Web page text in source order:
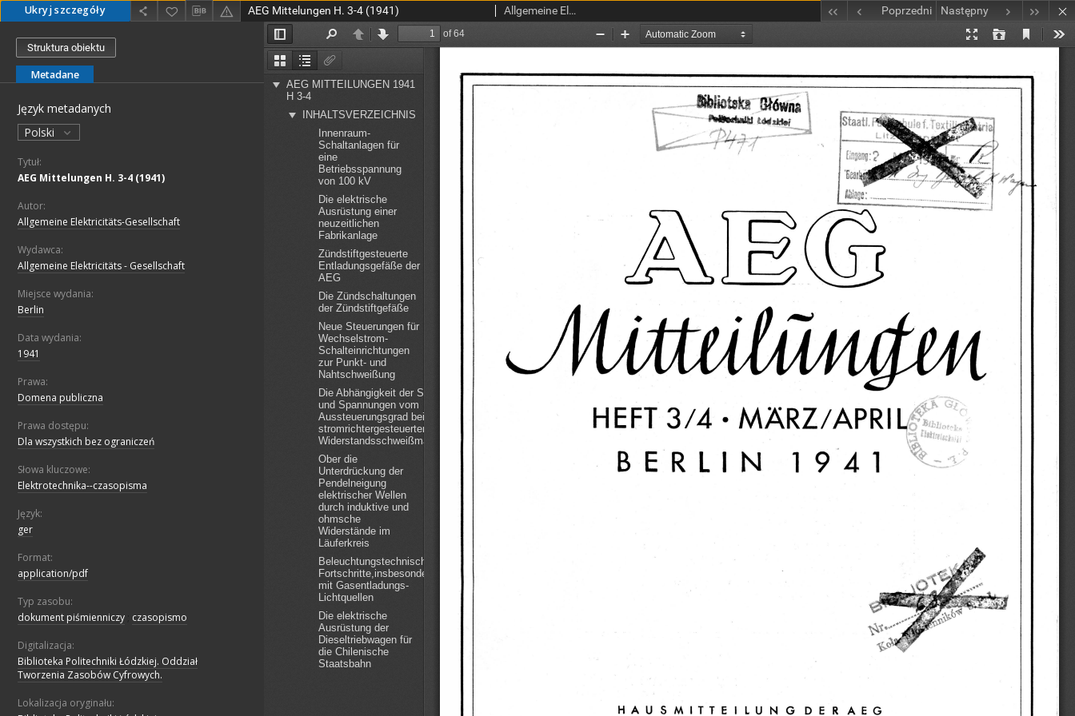
Ukryj szczegóły AEG Mittelungen H. 3-4 (1941) Allgemeine Elektricitäts-Gesellschaft Poprzedni Następny
Struktura obiektu
Metadane
Język metadanych
Polski
Tytuł:
AEG Mittelungen H. 3-4 (1941)
Autor:
Allgemeine Elektricitäts-Gesellschaft
Wydawca:
Allgemeine Elektricitäts - Gesellschaft
Miejsce wydania:
Berlin
Data wydania:
1941
Prawa:
Domena publiczna
Prawa dostępu:
Dla wszystkich bez ograniczeń
Słowa kluczowe:
Elektrotechnika--czasopisma
Język:
ger
Format:
application/pdf
Typ zasobu:
dokument piśmienniczy czasopismo
Digitalizacja:
Biblioteka Politechniki Łódzkiej. Oddział
Tworzenia Zasobów Cyfrowych.
Lokalizacja oryginału: